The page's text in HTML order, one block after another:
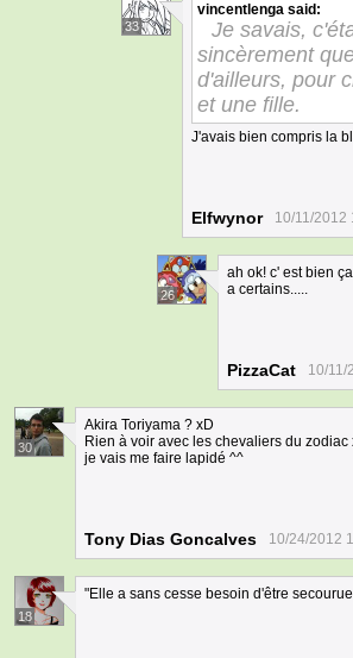
33
vincentlenga said:
Je savais,
sincèrement
d'ailleurs, pour
et une fille.
J'avais bien compris la
Elfwynor 10/11/2012
26
ah ok! c' est bien
a certains.....
PizzaCat 10/11/
30
Akira Toriyama ? xD
Rien à voir avec les chevaliers du zodiac
je vais me faire lapidé ^^
Tony Dias Goncalves 10/24/2012
18
"Elle a sans cesse besoin d'être